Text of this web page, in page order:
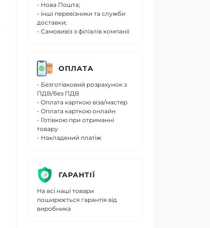
- Нова Пошта;
- інші перевізники та служби
доставки;
- Самовивіз з філіалів компанії
ОПЛАТА
- Безготівковий розрахунок з
ПДВ/без ПДВ
- Оплата карткою віза/мастер
- Оплата карткою онлайн
- Готівкою при отриманні
товару
- Накладений платіж
ГАРАНТІЇ
На всі наші товари
поширюється гарантія від
виробника